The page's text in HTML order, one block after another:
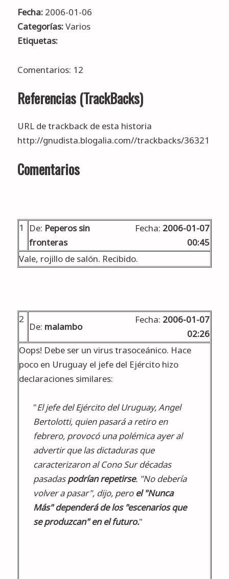
Fecha:2006-01-06
Categorías:Varios
Etiquetas:
Comentarios: 12
Referencias (TrackBacks)
URL de trackback de esta historia
http://gnudista.blogalia.com//trackbacks/36321
Comentarios
1 De: Peperos sin
fronteras
Fecha: 2006-01-07
00:45
Vale, rojillo de salón. Recibido.
2
De: malambo
Fecha: 2006-01-07
02:26
Oops! Debe ser un virus trasoceánico. Hace
poco en Uruguay el jefe del Ejército hizo
declaraciones similares:
"El jefe del Ejército del Uruguay, Angel
Bertolotti, quien pasará a retiro en
febrero, provocó una polémica ayer al
advertir que las dictaduras que
caracterizaron al Cono Sur décadas
pasadaspodrían repetirse. "No debería
volver a pasar", dijo, peroel "Nunca
Más" dependerá de los "escenarios que
se produzcan" en el futuro."